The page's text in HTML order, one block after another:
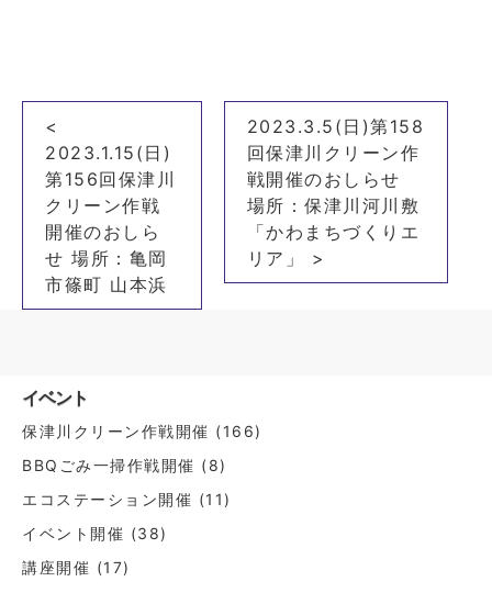
シ
<
2023.1.15(日)
第156回保津川
クリーン作戦
開催のおしら
せ 場所：亀岡
市篠町 山本浜
2023.3.5(日)第158
回保津川クリーン作
戦開催のおしらせ
場所：保津川河川敷
「かわまちづくりエ
リア」 >
イベント
保津川クリーン作戦開催 (166)
BBQごみ一掃作戦開催 (8)
エコステーション開催 (11)
イベント開催 (38)
講座開催 (17)